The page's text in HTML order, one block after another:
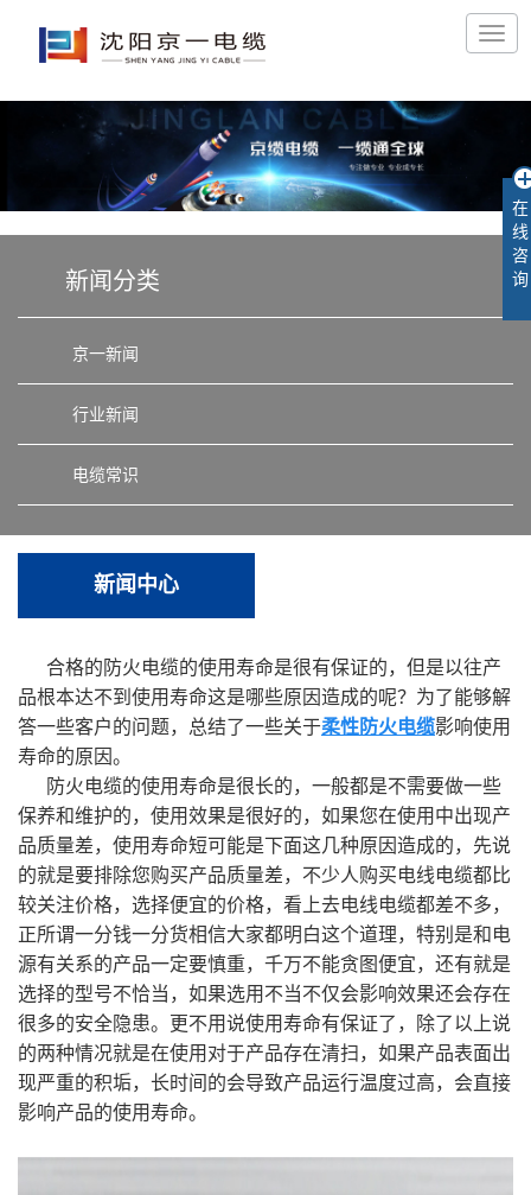
新闻分类
京一新闻
行业新闻
电缆常识
新闻中心
合格的防火电缆的使用寿命是很有保证的，但是以往产
品根本达不到使用寿命这是哪些原因造成的呢？为了能够解
答一些客户的问题，总结了一些关于柔性防火电缆影响使用
寿命的原因。
防火电缆的使用寿命是很长的，一般都是不需要做一些
保养和维护的，使用效果是很好的，如果您在使用中出现产
品质量差，使用寿命短可能是下面这几种原因造成的，先说
的就是要排除您购买产品质量差，不少人购买电线电缆都比
较关注价格，选择便宜的价格，看上去电线电缆都差不多，
正所谓一分钱一分货相信大家都明白这个道理，特别是和电
源有关系的产品一定要慎重，千万不能贪图便宜，还有就是
选择的型号不恰当，如果选用不当不仅会影响效果还会存在
很多的安全隐患。更不用说使用寿命有保证了，除了以上说
的两种情况就是在使用对于产品存在清扫，如果产品表面出
现严重的积垢，长时间的会导致产品运行温度过高，会直接
影响产品的使用寿命。
在
线
咨
询